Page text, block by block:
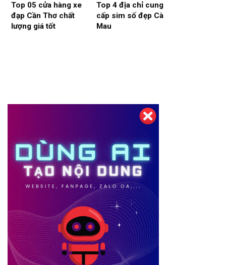
Top 05 cửa hàng xe
đạp Cần Thơ chất
lượng giá tốt
Top 4 địa chỉ cung
cấp sim số đẹp Cà
Mau